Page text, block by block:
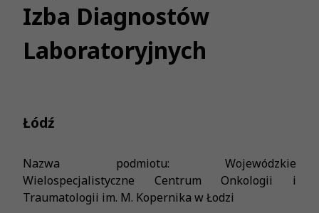
Izba Diagnostów
Laboratoryjnych
Łódź
Nazwa podmiotu: Wojewódzkie
Wielospecjalistyczne Centrum Onkologii i
Traumatologii im. M. Kopernika w Łodzi